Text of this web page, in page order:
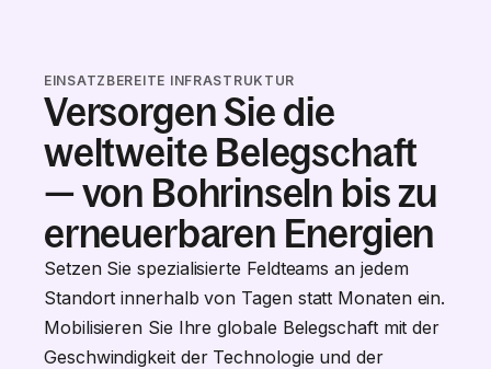
EINSATZBEREITE INFRASTRUKTUR
Versorgen Sie die
weltweite Belegschaft
— von Bohrinseln bis zu
erneuerbaren Energien
Setzen Sie spezialisierte Feldteams an jedem
Standort innerhalb von Tagen statt Monaten ein.
Mobilisieren Sie Ihre globale Belegschaft mit der
Geschwindigkeit der Technologie und der